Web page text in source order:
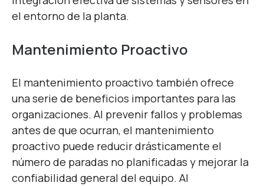
el entorno de la planta.
Mantenimiento Proactivo
El mantenimiento proactivo también ofrece
una serie de beneficios importantes para las
organizaciones. Al prevenir fallos y problemas
antes de que ocurran, el mantenimiento
proactivo puede reducir drásticamente el
número de paradas no planificadas y mejorar la
confiabilidad general del equipo. Al